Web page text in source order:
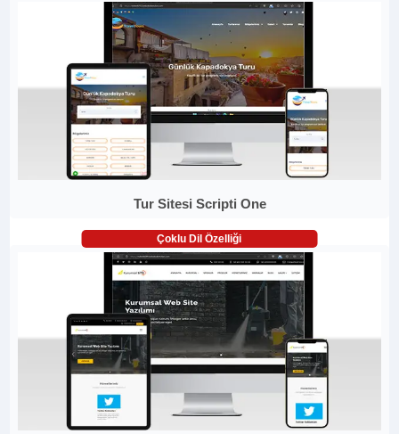
Tur Sitesi Scripti One
Çoklu Dil Özelliği